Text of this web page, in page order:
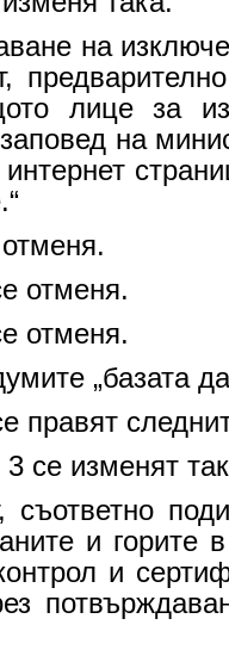
на
лице за
на
отменя.
отменя.
„базата
правят
се изменят
съответно
и горите
и